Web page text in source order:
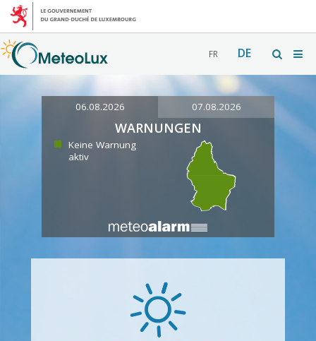
FR DE
06.08.2026 07.08.2026
WARNUNGEN
Keine Warnung
aktiv